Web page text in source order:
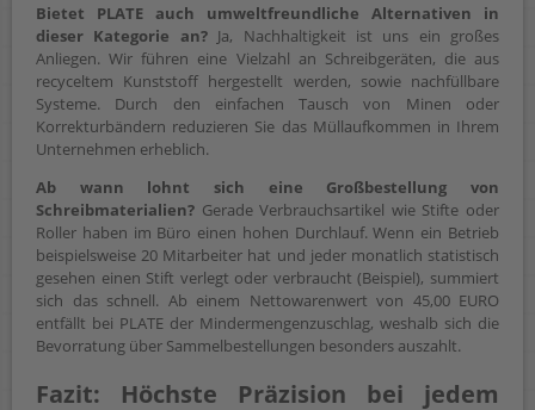
Bietet PLATE auch umweltfreundliche Alternativen in
dieser Kategorie an?Ja, Nachhaltigkeit ist uns ein großes
Anliegen. Wir führen eine Vielzahl an Schreibgeräten, die aus
recyceltem Kunststoff hergestellt werden, sowie nachfüllbare
Systeme. Durch den einfachen Tausch von Minen oder
Korrekturbändern reduzieren Sie das Müllaufkommen in Ihrem
Unternehmen erheblich.
Ab wann lohnt sich eine Großbestellung von
Schreibmaterialien? Gerade Verbrauchsartikel wie Stifte oder
Roller haben im Büro einen hohen Durchlauf. Wenn ein Betrieb
beispielsweise 20 Mitarbeiter hat und jeder monatlich statistisch
gesehen einen Stift verlegt oder verbraucht (Beispiel), summiert
sich das schnell. Ab einem Nettowarenwert von 45,00 EURO
entfällt bei PLATE der Mindermengenzuschlag, weshalb sich die
Bevorratung über Sammelbestellungen besonders auszahlt.
Fazit: Höchste Präzision bei jedem